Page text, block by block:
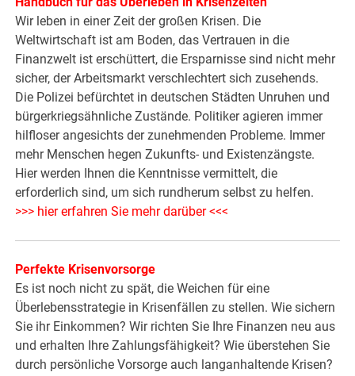
Wir leben in einer Zeit der großen Krisen. Die
Weltwirtschaft ist am Boden, das Vertrauen in die
Finanzwelt ist erschüttert, die Ersparnisse sind nicht mehr
sicher, der Arbeitsmarkt verschlechtert sich zusehends.
Die Polizei befürchtet in deutschen Städten Unruhen und
bürgerkriegsähnliche Zustände. Politiker agieren immer
hilfloser angesichts der zunehmenden Probleme. Immer
mehr Menschen hegen Zukunfts- und Existenzängste.
Hier werden Ihnen die Kenntnisse vermittelt, die
erforderlich sind, um sich rundherum selbst zu helfen.
>>> hier erfahren Sie mehr darüber <<<
Perfekte Krisenvorsorge
Es ist noch nicht zu spät, die Weichen für eine
Überlebensstrategie in Krisenfällen zu stellen. Wie sichern
Sie ihr Einkommen? Wir richten Sie Ihre Finanzen neu aus
und erhalten Ihre Zahlungsfähigkeit? Wie überstehen Sie
durch persönliche Vorsorge auch langanhaltende Krisen?